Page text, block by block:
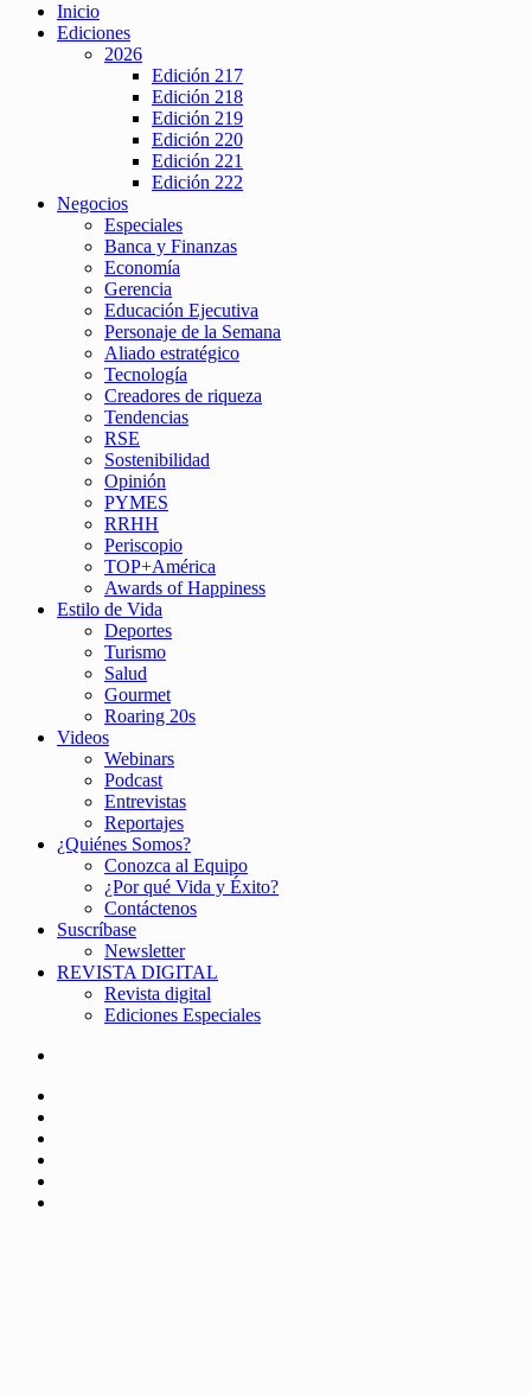
Inicio
Ediciones
2026
Edición 217
Edición 218
Edición 219
Edición 220
Edición 221
Edición 222
Negocios
Especiales
Banca y Finanzas
Economía
Gerencia
Educación Ejecutiva
Personaje de la Semana
Aliado estratégico
Tecnología
Creadores de riqueza
Tendencias
RSE
Sostenibilidad
Opinión
PYMES
RRHH
Periscopio
TOP+América
Awards of Happiness
Estilo de Vida
Deportes
Turismo
Salud
Gourmet
Roaring 20s
Videos
Webinars
Podcast
Entrevistas
Reportajes
¿Quiénes Somos?
Conozca al Equipo
¿Por qué Vida y Éxito?
Contáctenos
Suscríbase
Newsletter
REVISTA DIGITAL
Revista digital
Ediciones Especiales